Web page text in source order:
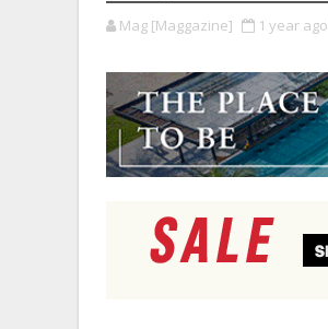
Mag [Maggazine] 1 year ago